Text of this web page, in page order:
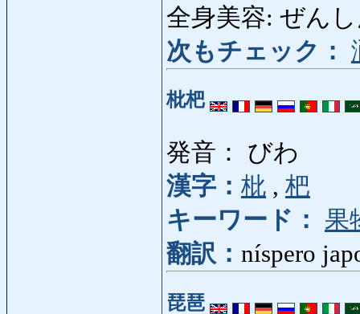
全身美容: ぜん
次もチェック：
枇杷
発音： びわ
漢字： 枇 , 杷
キーワード：
果
翻訳： níspero
琵琶